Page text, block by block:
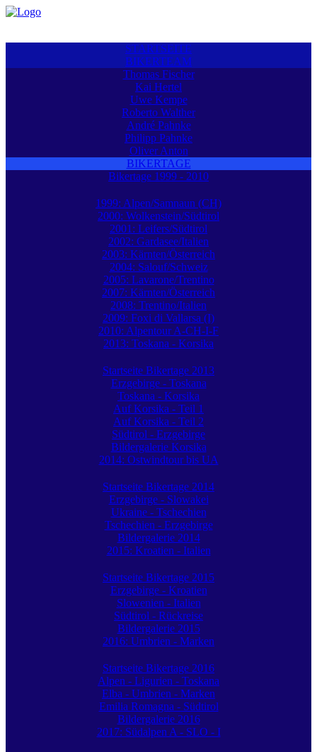
STARTSEITE
BIKERTEAM
Thomas Fischer
Kai Hertel
Uwe Kempe
Roberto Walther
André Pahnke
Philipp Pahnke
Oliver Anton
BIKERTAGE
Bikertage 1999 - 2010
1999: Alpen/Samnaun (CH)
2000: Wolkenstein/Südtirol
2001: Leifers/Südtirol
2002: Gardasee/Italien
2003: Kärnten/Österreich
2004: Salouf/Schweiz
2005: Lavarone/Trentino
2007: Kärnten/Österreich
2008: Trentino/Italien
2009: Foxi di Vallarsa (I)
2010: Alpentour A-CH-I-F
2013: Toskana - Korsika
Startseite Bikertage 2013
Erzgebirge - Toskana
Toskana - Korsika
Auf Korsika - Teil 1
Auf Korsika - Teil 2
Südtirol - Erzgebirge
Bildergalerie Korsika
2014: Ostwindtour bis UA
Startseite Bikertage 2014
Erzgebirge - Slowakei
Ukraine - Tschechien
Tschechien - Erzgebirge
Bildergalerie 2014
2015: Kroatien - Italien
Startseite Bikertage 2015
Erzgebirge - Kroatien
Slowenien - Italien
Südtirol - Rückreise
Bildergalerie 2015
2016: Umbrien - Marken
Startseite Bikertage 2016
Alpen - Ligurien - Toskana
Elba - Umbrien - Marken
Emilia Romagna - Südtirol
Bildergalerie 2016
2017: Südalpen A - SLO - I